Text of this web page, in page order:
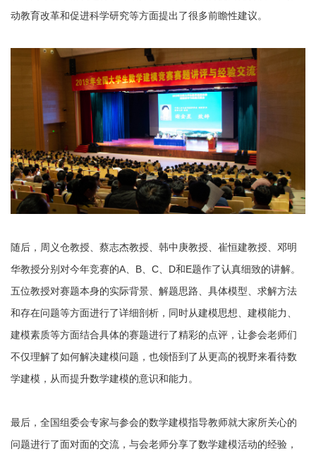
动教育改革和促进科学研究等方面提出了很多前瞻性建议。
随后，周义仓教授、蔡志杰教授、韩中庚教授、崔恒建教授、邓明
华教授分别对今年竞赛的A、B、C、D和E题作了认真细致的讲解。
五位教授对赛题本身的实际背景、解题思路、具体模型、求解方法
和存在问题等方面进行了详细剖析，同时从建模思想、建模能力、
建模素质等方面结合具体的赛题进行了精彩的点评，让参会老师们
不仅理解了如何解决建模问题，也领悟到了从更高的视野来看待数
学建模，从而提升数学建模的意识和能力。
最后，全国组委会专家与参会的数学建模指导教师就大家所关心的
问题进行了面对面的交流，与会老师分享了数学建模活动的经验，